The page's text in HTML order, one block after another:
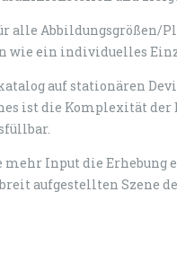
alle Abbildungsgrößen/
wie ein individuelles
auf stationären
ist die Komplexität
Input die Erhebung
aufgestellten Szene